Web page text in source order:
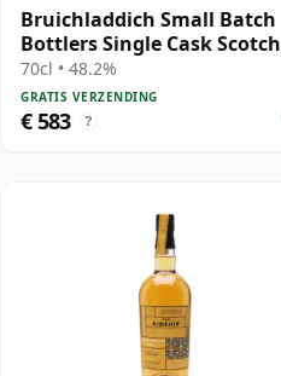
Bruichladdich Small Batch
Bottlers Single Cask Scotch
1991 30 jaar oud
70cl • 48.2%
GRATIS VERZENDING
€ 583 ?